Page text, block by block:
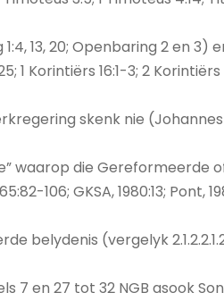
13, 20; Openbaring 2 en 3)
Korintiërs 16:1-3; 2 Korintiërs
skenk nie (Johannes
waarop die Gereformeerde
106; GKSA, 1980:13; Pont,
belydenis (vergelyk
en 27 tot 32 NGB asook